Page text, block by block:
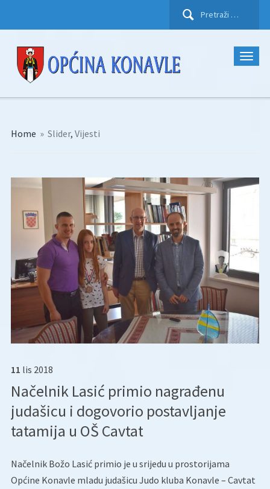
Pretraži:
Home » Slider, Vijesti
11 lis 2018
Načelnik Lasić primio nagrađenu
judašicu i dogovorio postavljanje
tatamija u OŠ Cavtat
Načelnik Božo Lasić primio je u srijedu u prostorijama
Općine Konavle mladu judašicu Judo kluba Konavle – Cavtat